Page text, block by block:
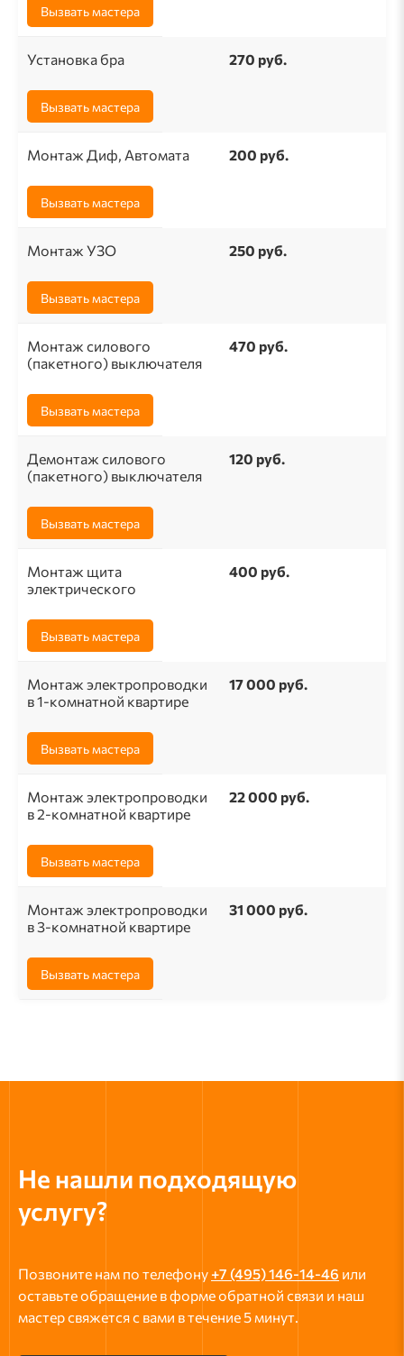
Вызвать мастера
Установка бра 270 руб.
Вызвать мастера
Монтаж Диф, Автомата 200 руб.
Вызвать мастера
Монтаж УЗО 250 руб.
Вызвать мастера
Монтаж силового
(пакетного) выключателя
470 руб.
Вызвать мастера
Демонтаж силового
(пакетного) выключателя
120 руб.
Вызвать мастера
Монтаж щита
электрического
400 руб.
Вызвать мастера
Монтаж электропроводки
в 1-комнатной квартире
17 000 руб.
Вызвать мастера
Монтаж электропроводки
в 2-комнатной квартире
22 000 руб.
Вызвать мастера
Монтаж электропроводки
в 3-комнатной квартире
31 000 руб.
Вызвать мастера
Не нашли подходящую
услугу?
Позвоните нам по телефону +7 (495) 146-14-46 или
оставьте обращение в форме обратной связи и наш
мастер свяжется с вами в течение 5 минут.